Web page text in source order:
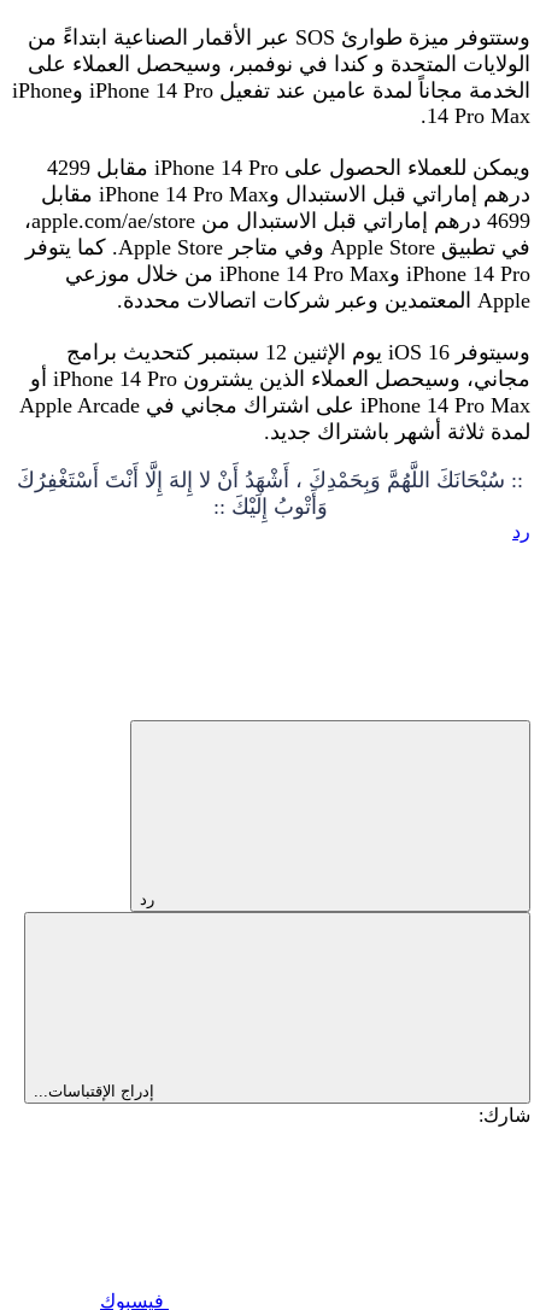
وستتوفر ميزة طوارئ SOS عبر الأقمار الصناعية ابتداءً من
الولايات المتحدة و كندا في نوفمبر، وسيحصل العملاء على
الخدمة مجاناً لمدة عامين عند تفعيل iPhone 14 Pro وiPhone
14 Pro Max.
ويمكن للعملاء الحصول على iPhone 14 Pro مقابل 4299
درهم إماراتي قبل الاستبدال وiPhone 14 Pro Max مقابل
4699 درهم إماراتي قبل الاستبدال من apple.com/ae/store،
في تطبيق Apple Store وفي متاجر Apple Store. كما يتوفر
iPhone 14 Pro وiPhone 14 Pro Max من خلال موزعي
Apple المعتمدين وعبر شركات اتصالات محددة.
وسيتوفر iOS 16 يوم الإثنين 12 سبتمبر كتحديث برامج
مجاني، وسيحصل العملاء الذين يشترون iPhone 14 Pro أو
iPhone 14 Pro Max على اشتراك مجاني في Apple Arcade
لمدة ثلاثة أشهر باشتراك جديد.
:: سُبْحَانَكَ اللَّهُمَّ وَبِحَمْدِكَ ، أَشْهَدُ أَنْ لا إِلهَ إِلَّا أَنْتَ أَسْتَغْفِرُكَ
وَأَتْوبُ إِلَيْكَ ::
رد
شارك:
فيسبوك